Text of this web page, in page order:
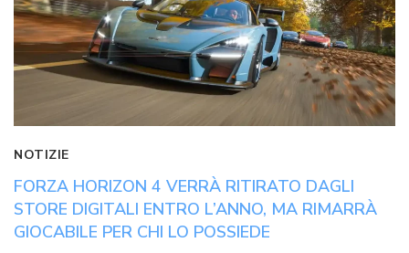
NOTIZIE
FORZA HORIZON 4 VERRÀ RITIRATO DAGLI
STORE DIGITALI ENTRO L’ANNO, MA RIMARRÀ
GIOCABILE PER CHI LO POSSIEDE